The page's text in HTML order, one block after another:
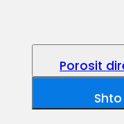
Porosit